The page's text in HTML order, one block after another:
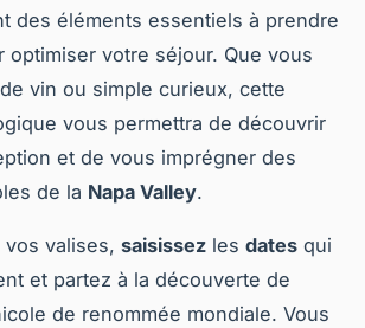
des éléments essentiels à prendre
optimiser votre séjour. Que vous
vin ou simple curieux, cette
vous permettra de découvrir
et de vous imprégner des
de la Napa Valley.
valises, saisissez les dates qui
et partez à la découverte de
de renommée mondiale. Vous